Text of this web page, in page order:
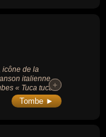
icône de la
italienne,
« Tuca tuca »
comincia tu
+
+
Tombe ►